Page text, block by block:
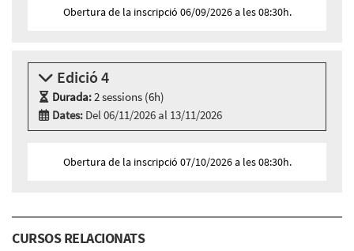
Idioma:Català
Dimarts 6 d’octubre, 09:30h - 12:30h
Divendres 9 d’octubre, 09:30h - 12:30h
Obertura de la inscripció 06/09/2026 a les 08:30h.
Edició 4
Durada:2 sessions (6h)
Dates: Del 06/11/2026 al 13/11/2026
Idioma:Català
Divendres 13 de novembre, 09:30h - 12:30h
Obertura de la inscripció 07/10/2026 a les 08:30h.
CURSOS RELACIONATS